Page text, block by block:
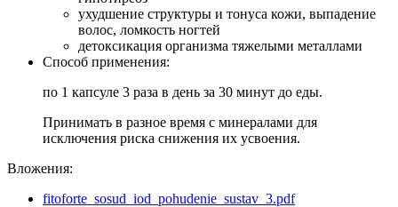
ухудшение структуры и тонуса кожи, выпадение
волос, ломкость ногтей
детоксикация организма тяжелыми металлами
Cпособ применения:
по 1 капсуле 3 раза в день за 30 минут до еды.
Принимать в разное время с минералами для
исключения риска снижения их усвоения.
Вложения:
fitoforte_sosud_iod_pohudenie_sustav_3.pdf